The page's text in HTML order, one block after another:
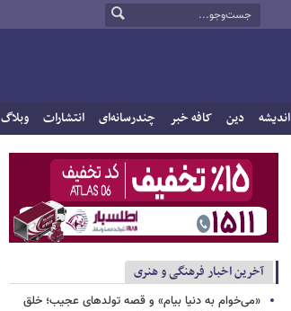
اندیشه دین کافه خبر چندرسانه‌ای انتشارات وبلاگ
آخرین اخبار فرهنگی و هنری
«می‌خوام به دنیا بیام» و قصه تولدهای عجیب؛ خلق